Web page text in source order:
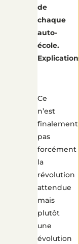
de
chaque
auto-
école.
Ce
n’est
finalement
pas
forcément
la
révolution
attendue
mais
plutôt
une
évolution